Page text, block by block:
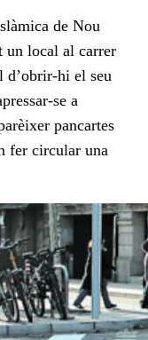
de Nou
un local al carrer
d’obrir-hi el seu
se a
pancartes
fer circular una